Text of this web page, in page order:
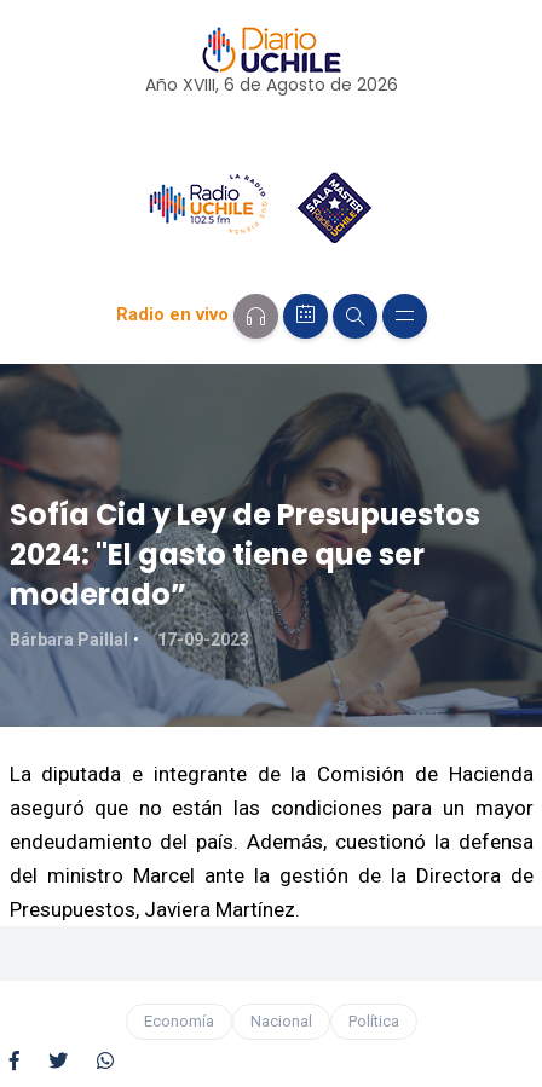
Año XVIII, 6 de Agosto de 2026
Radio en vivo
Sofía Cid y Ley de Presupuestos
2024: "El gasto tiene que ser
moderado”
Bárbara Paillal 17-09-2023
La diputada e integrante de la Comisión de Hacienda
aseguró que no están las condiciones para un mayor
endeudamiento del país. Además, cuestionó la defensa
del ministro Marcel ante la gestión de la Directora de
Presupuestos, Javiera Martínez.
Economía Nacional Política